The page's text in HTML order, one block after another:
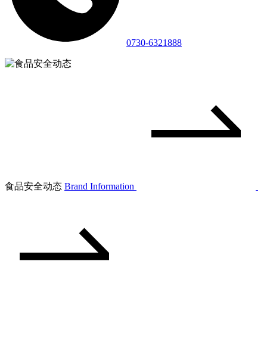
0730-6321888
食品安全动态 Brand Information